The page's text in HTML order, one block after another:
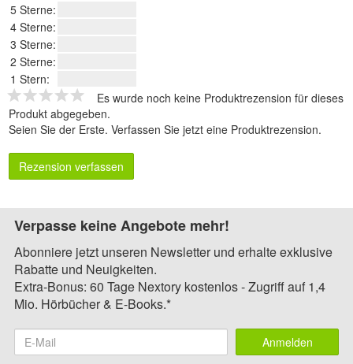
5 Sterne:
4 Sterne:
3 Sterne:
2 Sterne:
1 Stern:
Es wurde noch keine Produktrezension für dieses
Produkt abgegeben.
Seien Sie der Erste. Verfassen Sie jetzt eine Produktrezension.
Rezension verfassen
Verpasse keine Angebote mehr!
Abonniere jetzt unseren Newsletter und erhalte exklusive
Rabatte und Neuigkeiten.
Extra-Bonus: 60 Tage Nextory kostenlos - Zugriff auf 1,4
Mio. Hörbücher & E-Books.*
Anmelden